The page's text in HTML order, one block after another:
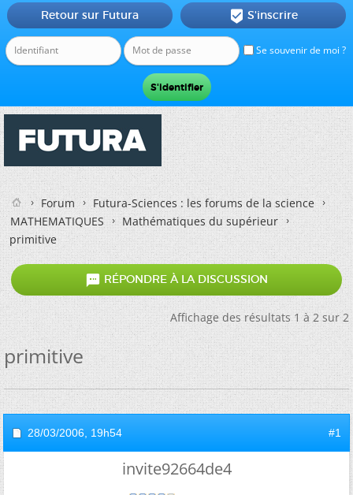
Se souvenir de moi ?
Retour sur Futura  S'inscrire
Forum
Futura-Sciences : les forums de la science
MATHEMATIQUES
Mathématiques du supérieur
primitive
 RÉPONDRE À LA DISCUSSION
Affichage des résultats 1 à 2 sur 2
primitive
28/03/2006, 19h54 #1
invite92664de4